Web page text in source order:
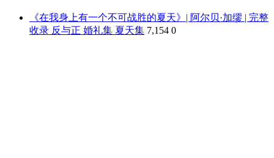
《在我身上有一个不可战胜的夏天》| 阿尔贝·加缪 | 完整
收录 反与正 婚礼集 夏天集 7,154 0